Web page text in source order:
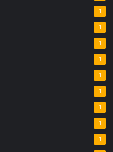
1
1
1
1
1
1
1
1
1